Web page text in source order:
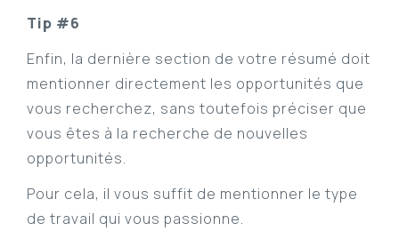
Tip #6
Enfin, la dernière section de votre résumé doit
mentionner directement les opportunités que
vous recherchez, sans toutefois préciser que
vous êtes à la recherche de nouvelles
opportunités.
Pour cela, il vous suffit de mentionner le type
de travail qui vous passionne.